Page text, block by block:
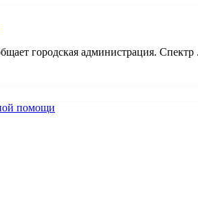
городская администрация. Спектр